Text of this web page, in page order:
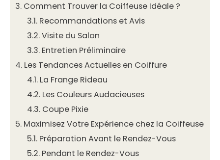
3. Comment Trouver la Coiffeuse Idéale ?
3.1. Recommandations et Avis
3.2.Visite du Salon
3.3. Entretien Préliminaire
4. Les Tendances Actuelles en Coiffure
4.1. La Frange Rideau
4.2. Les Couleurs Audacieuses
4.3. Coupe Pixie
5. Maximisez Votre Expérience chez la Coiffeuse
5.1. Préparation Avant le Rendez-Vous
5.2. Pendant le Rendez-Vous